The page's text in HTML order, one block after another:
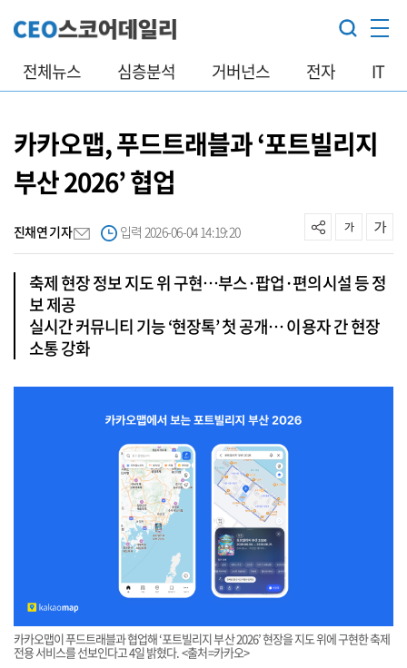
전체뉴스 심층분석 거버넌스 전자 IT
카카오맵, 푸드트래블과 ‘포트빌리지
부산 2026’ 협업
진채연 기자 입력 2026-06-04 14:19:20
축제 현장 정보 지도 위 구현…부스·팝업·편의시설 등 정
보 제공
실시간 커뮤니티 기능 ‘현장톡’ 첫 공개… 이용자 간 현장
소통 강화
카카오맵이 푸드트래블과 협업해 ‘포트빌리지 부산 2026’ 현장을 지도 위에 구현한 축제
전용 서비스를 선보인다고 4일 밝혔다. <출처=카카오>